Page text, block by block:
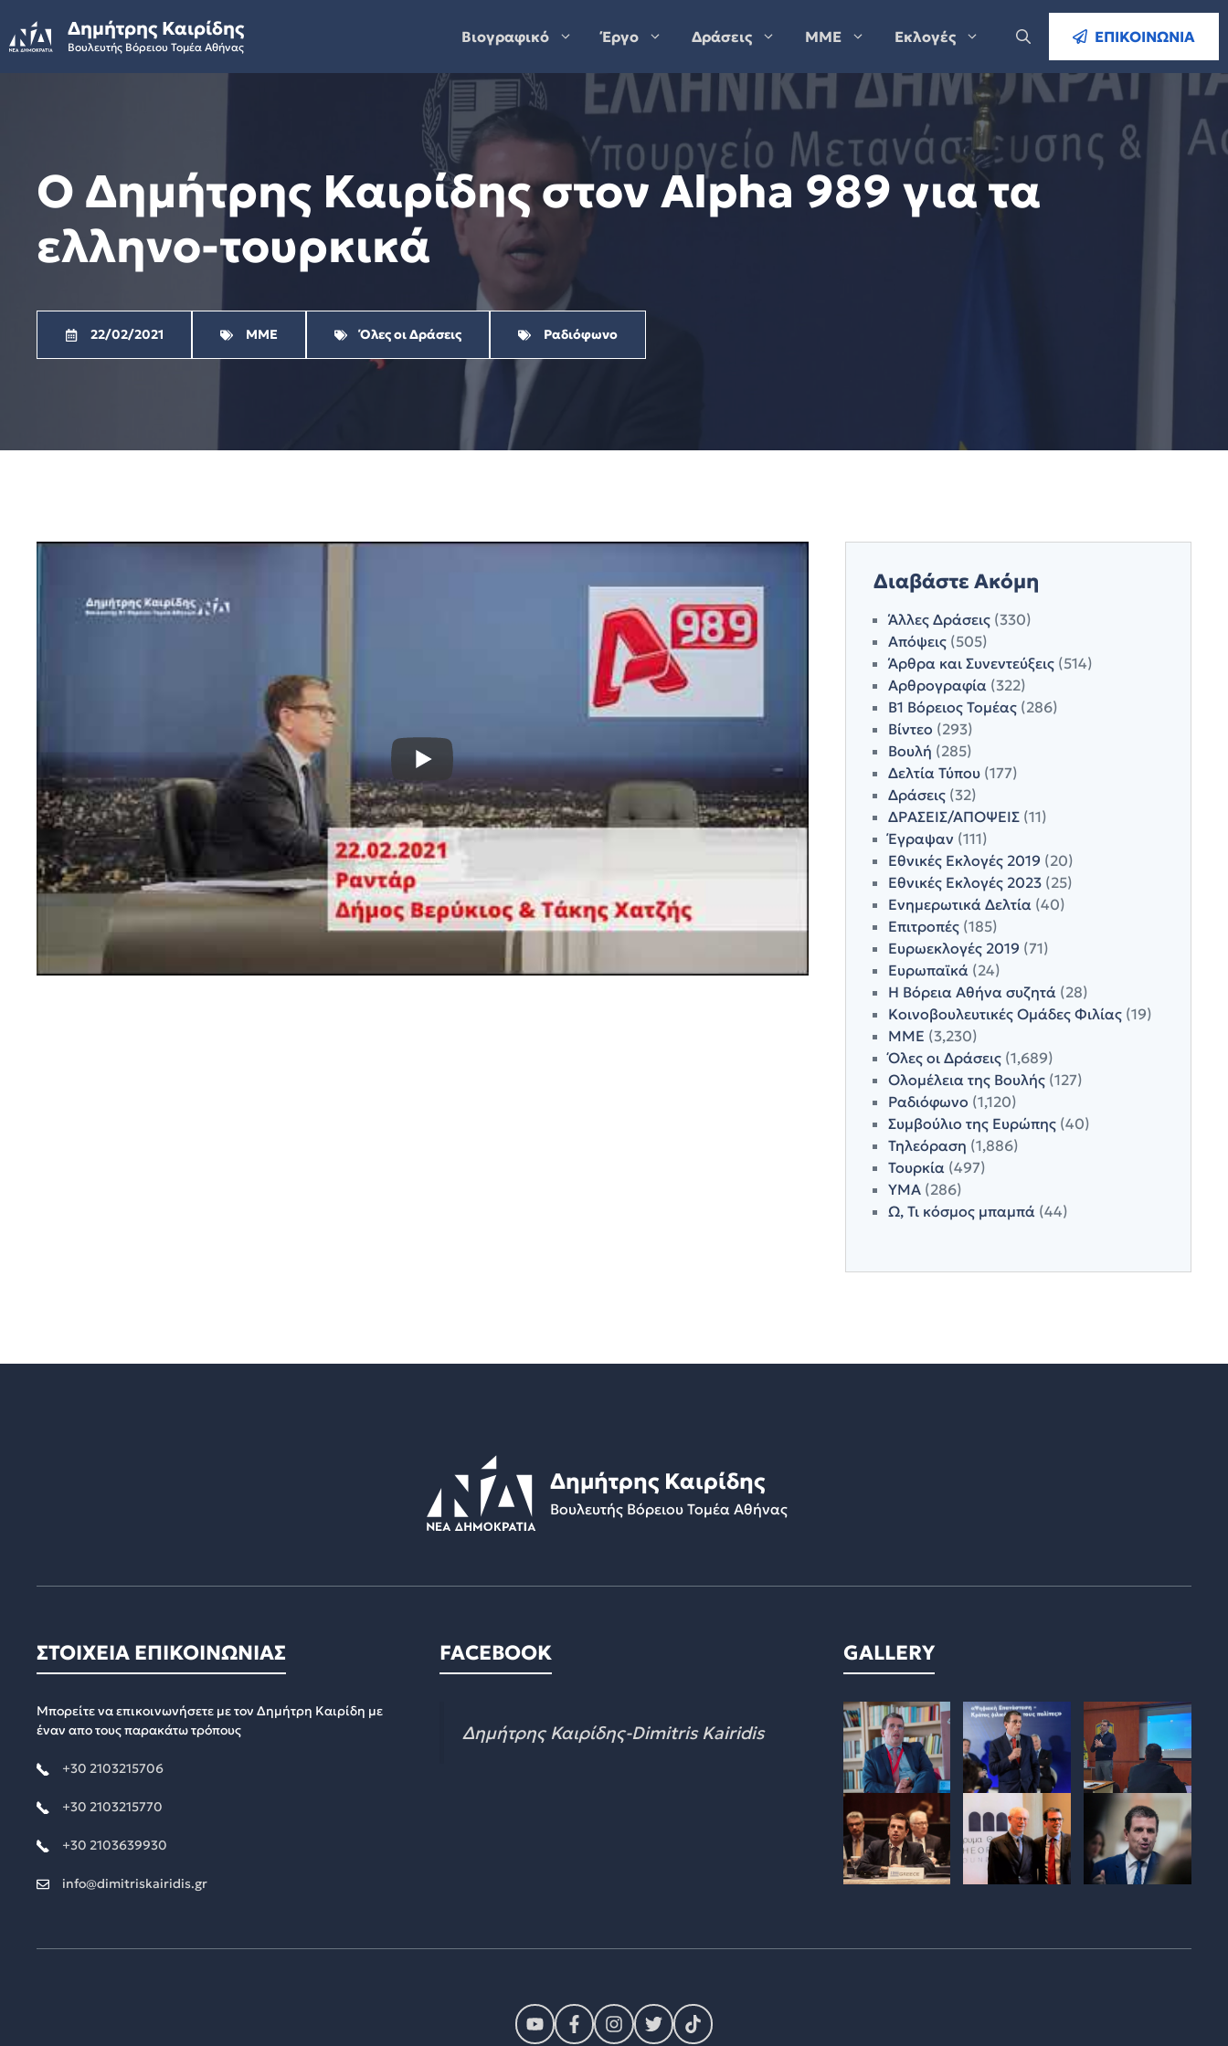
to
content
Δημήτρης Καιρίδης
Βουλευτής Βόρειου Τομέα Αθήνας
Βιογραφικό Έργο Δράσεις ΜΜΕ Εκλογές ΕΠΙΚΟΙΝΩΝΙΑ
Ο Δημήτρης Καιρίδης στον Alpha 989 για τα
ελληνο-τουρκικά
22/02/2021 ΜΜΕ Όλες οι Δράσεις Ραδιόφωνο
Διαβάστε Ακόμη
Άλλες Δράσεις(330)
Απόψεις(505)
Άρθρα και Συνεντεύξεις(514)
Αρθρογραφία(322)
Β1 Βόρειος Τομέας(286)
Βίντεο (293)
Βουλή (285)
Δελτία Τύπου(177)
Δράσεις(32)
ΔΡΑΣΕΙΣ/ΑΠΟΨΕΙΣ(11)
Έγραψαν (111)
Εθνικές Εκλογές 2019 (20)
Εθνικές Εκλογές 2023(25)
Ενημερωτικά Δελτία(40)
Επιτροπές(185)
Ευρωεκλογές 2019 (71)
Ευρωπαϊκά(24)
Η Βόρεια Αθήνα συζητά(28)
Κοινοβουλευτικές Ομάδες Φιλίας(19)
ΜΜΕ (3,230)
Όλες οι Δράσεις(1,689)
Ολομέλεια της Βουλής(127)
Ραδιόφωνο (1,120)
Συμβούλιο της Ευρώπης(40)
Τηλεόραση (1,886)
Τουρκία(497)
ΥΜΑ(286)
Ω, Τι κόσμος μπαμπά(44)
Δημήτρης Καιρίδης
Βουλευτής Βόρειου Τομέα Αθήνας
ΣΤΟΙΧΕΙΑ ΕΠΙΚΟΙΝΩΝΙΑΣ
Μπορείτε να επικοινωνήσετε με τον Δημήτρη Καιρίδη με
έναν απο τους παρακάτω τρόπους
+30 2103215706
+30 2103215770
+30 2103639930
info@dimitriskairidis.gr
FACEBOOK
Δημήτρης Καιρίδης-Dimitris Kairidis
GALLERY